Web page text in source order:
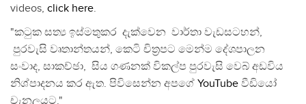
videos, click here.
"කටුක සත්‍ය ඉස්මතුකර දැක්වෙන වාර්තා වැඩසටහන්,
පුරවැසි වෘතාන්තයන්, කෙටි චිත්‍රපට මෙන්ම දේශපාලන
සංවාද, සාකච්ඡා, සිය ගණනක් විකල්ප පුරවැසි වෙබ් අඩවිය
නිශ්පාදනය කර ඇත. පිවිසෙන්න අපගේ YouTube වීඩියෝ
චැනලයට."